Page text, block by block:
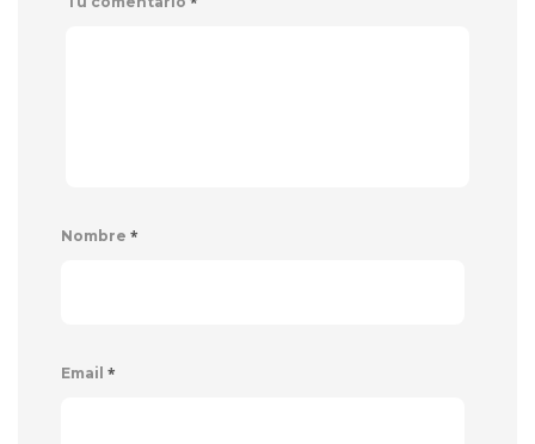
Nombre *
Email *